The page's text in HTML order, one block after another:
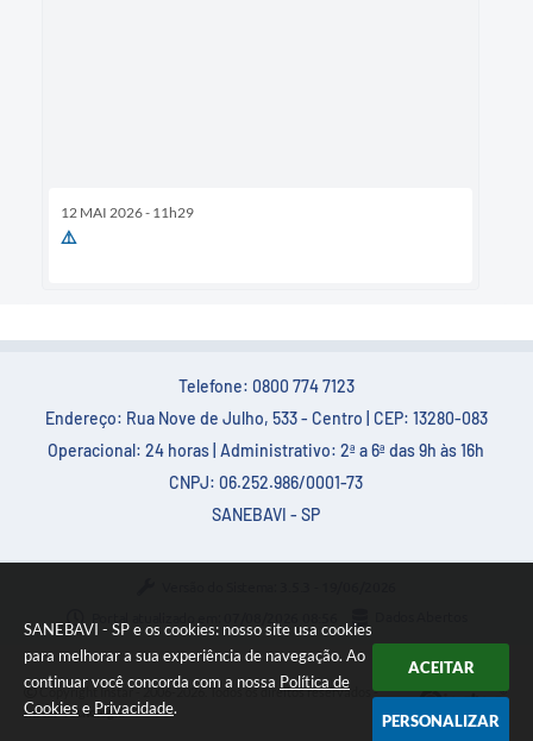
SANEBAVI - SP e os cookies: nosso site usa cookies
para melhorar a sua experiência de navegação. Ao
continuar você concorda com a nossa Política de
Cookies e Privacidade.
ACEITAR
PERSONALIZAR
12 MAI 2026 - 11h29
⚠️
Telefone: 0800 774 7123
Endereço: Rua Nove de Julho, 533 - Centro | CEP: 13280-083
Operacional: 24 horas | Administrativo: 2ª a 6ª das 9h às 16h
CNPJ: 06.252.986/0001-73
SANEBAVI - SP
Copyright Instar - 2006-2026. Todos os direitos reservados -
Instar Tecnologia